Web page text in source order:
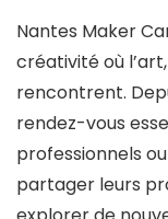
Nantes Maker
créativité où
rencontrent.
rendez-vous
professionnels
partager leurs